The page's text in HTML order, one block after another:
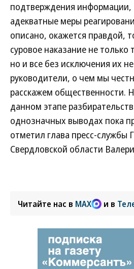
подтверждения информации,
адекватные меры
описано, окажется правдой,
суровое наказание не только
но и все без исключения их
руководители, о чем мы
расскажем общественности.
данном этапе
однозначных выводах пока
отметил глава пресс-
Свердловской области
Читайте нас в MAX и в